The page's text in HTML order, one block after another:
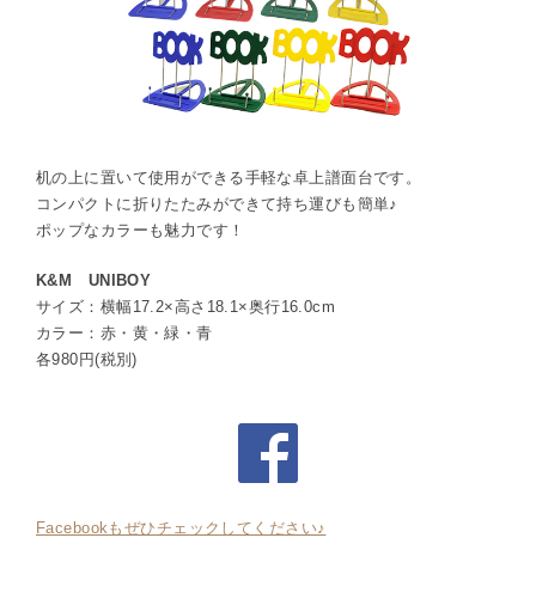
机の上に置いて使用ができる手軽な卓上譜面台です。
コンパクトに折りたたみができて持ち運びも簡単♪
ポップなカラーも魅力です！
K&M UNIBOY
サイズ：横幅17.2×高さ18.1×奥行16.0cm
カラー：赤・黄・緑・青
各980円(税別)
Facebookもぜひチェックしてください♪